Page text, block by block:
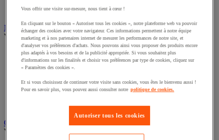
Ragréage
Nettoyant et dégraissant
Voir toute la catégorie
Anti-adhérent soudure
Dégraissant alimentaire
Dégraissant industriel
Détection de fuite
Nettoyant et protection électronique
Nettoyant pour graffiti
Outillage à main
Voir toute la catégorie
Vous offrir une visite sur-mesure, nous tient à cœur !
En cliquant sur le bouton « Autoriser tous les cookies », notre plateforme web va pouvoir
échanger des cookies avec votre navigateur. Ces informations permettent à notre équipe
marketing et à nos partenaires internet de mesurer les performances de notre site, et
d'analyser vos préférences d'achats. Nous pouvons ainsi vous proposer des produits encore
plus adaptés à vos besoins et de la publicité appropriée. Si vous souhaitez plus
d'informations sur les finalités et choisir vos préférences par type de cookies, cliquez sur
« Paramètres des cookies ».
Et si vous choisissez de continuer votre visite sans cookies, vous êtes le bienvenu aussi !
Pour en savoir plus, vous pouvez aussi consulter notre politique de cookies.
Autoriser tous les cookies